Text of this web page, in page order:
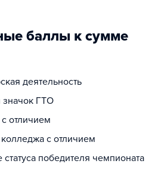
баллы к сумме
деятельность
значок ГТО
с отличием
с отличием
победителя чемпионата